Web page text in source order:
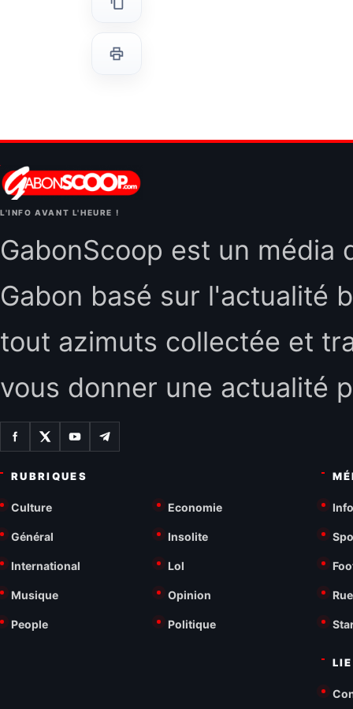
L'INFO AVANT L'HEURE !
GabonScoop est un média
Gabon basé sur l'actualité
tout azimuts collectée et
vous donner une actualité
RUBRIQUES
Culture Economie
Général Insolite
International Lol
Musique Opinion
People Politique